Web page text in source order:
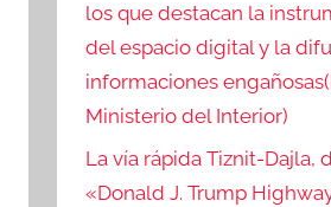
los que destacan la
del espacio digital y la
informaciones
Ministerio del Interior)
La vía rápida Tiznit-Dajla,
«Donald J. Trump